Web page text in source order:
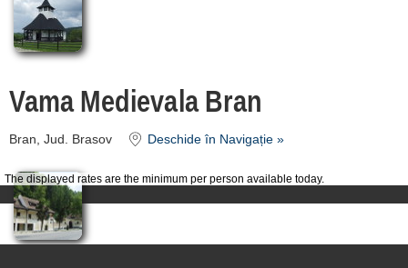
The displayed rates are the minimum per person available today.
Vama Medievala Bran
Bran, Jud. Brasov Deschide în Navigație »